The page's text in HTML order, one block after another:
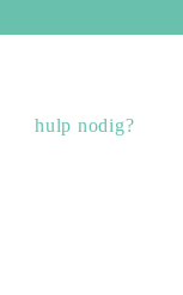
hulp nodig?